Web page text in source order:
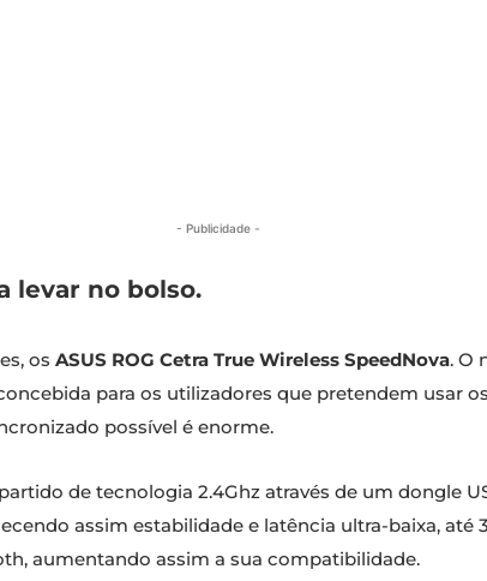
- Publicidade -
levar no bolso.
os ASUS ROG Cetra True Wireless SpeedNova. O
para os utilizadores que pretendem usar
possível é enorme.
de tecnologia 2.4Ghz através de um dongle
assim estabilidade e latência ultra-baixa, até
aumentando assim a sua compatibilidade.